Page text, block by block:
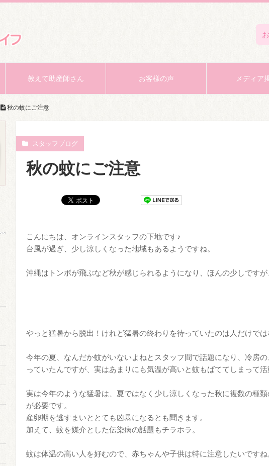
教えて助産師さん お客様の声 メディア
秋の蚊にご注意
スタッフブログ
秋の蚊にご注意
こんにちは、オンラインスタッフの下地です♪
台風が過ぎ、少し涼しくなった地域もあるようですね。
沖縄はトンボが飛ぶなど秋が感じられるようになり、ほんの少しです
やっと猛暑から脱出！けれど猛暑の終わりを待っていたのは人だけで
今年の夏、なんだか蚊がいないよねとスタッフ間で話題になり、冷房
っていたんですが、実はあまりにも気温が高いと蚊もばててしまって
実は今年のような猛暑は、夏ではなく少し涼しくなった秋に複数の種
が必要です。
産卵期を逃すまいととても凶暴になるとも聞きます。
加えて、蚊を媒介とした伝染病の話題もチラホラ。
蚊は体温の高い人を好むので、赤ちゃんや子供は特に注意したいですね